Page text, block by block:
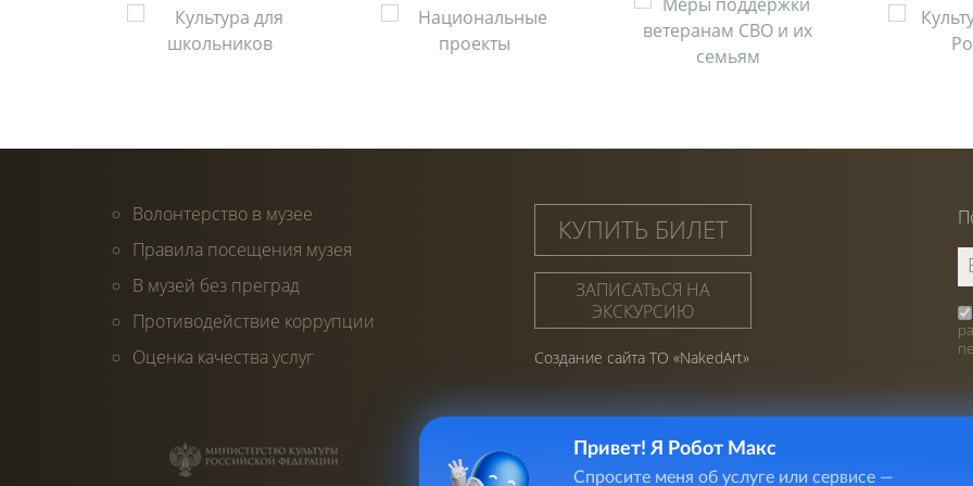
Волонтерство в музее
Правила посещения музея
В музей без преград
Противодействие коррупции
Оценка качества услуг
КУПИТЬ БИЛЕТ
ЗАПИСАТЬСЯ НА
ЭКСКУРСИЮ
Создание сайта ТО «NakedArt»
Привет! Я Робот Макс
Спросите меня об услуге или сервисе —